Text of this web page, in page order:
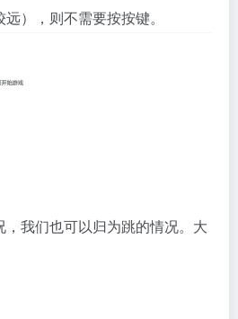
），则不需要按按键。
我们也可以归为跳的情况。大